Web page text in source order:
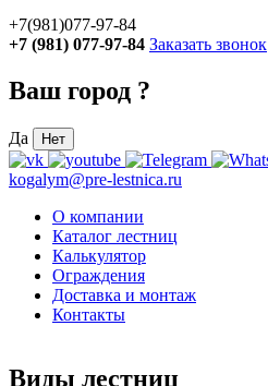
+7(981)077-97-84
+7 (981) 077-97-84 Заказать звонок
Ваш город ?
Да Нет
kogalym@pre-lestnica.ru
О компании
Каталог лестниц
Калькулятор
Ограждения
Доставка и монтаж
Контакты
Виды лестниц